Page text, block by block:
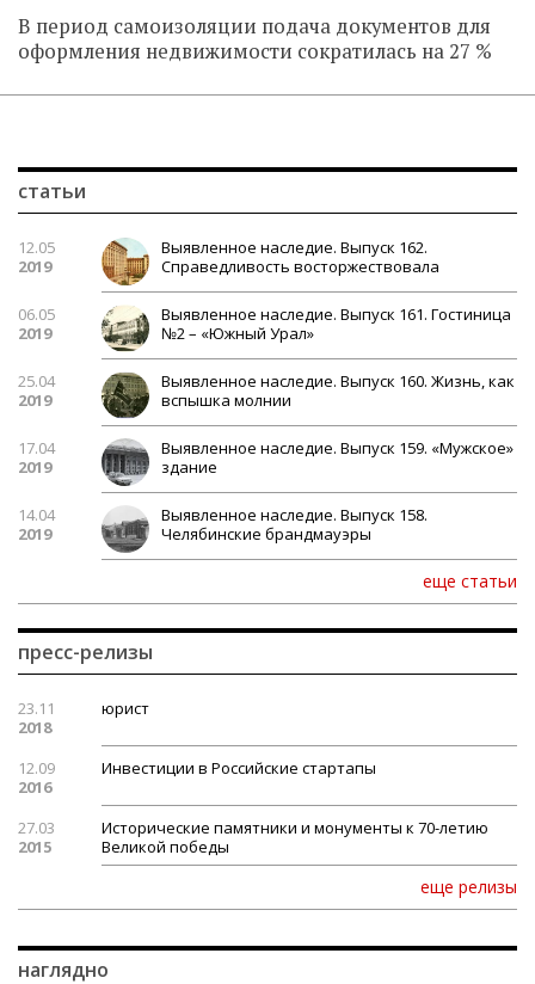
В период самоизоляции подача документов для
оформления недвижимости сократилась на 27 %
статьи
12.05
2019
Выявленное наследие. Выпуск 162.
Справедливость восторжествовала
06.05
2019
Выявленное наследие. Выпуск 161. Гостиница
№2 – «Южный Урал»
25.04
2019
Выявленное наследие. Выпуск 160. Жизнь, как
вспышка молнии
17.04
2019
Выявленное наследие. Выпуск 159. «Мужское»
здание
14.04
2019
Выявленное наследие. Выпуск 158.
Челябинские брандмауэры
еще статьи
пресс-релизы
23.11
2018
юрист
12.09
2016
Инвестиции в Российские стартапы
27.03
2015
Исторические памятники и монументы к 70-летию
Великой победы
еще релизы
наглядно